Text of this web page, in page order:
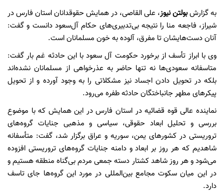
به گزارشبولتن نیوز، علی القاصی، در همایش حقوقدانان استان فارس در
شیراز، فاجعه منا را نتیجه بی‌تدبیری‌های حکام آل‌سعود دانست و گفت:
آنان دست‌هایشان تا مفرق، آلوده به خون مسلمانان است.
وی با ابراز تأسف از برخورد حکومت آل سعود با این حادثه غم بار گفت:
متاسفانه سعودی‌ها نه تنها حاضر به عذرخواهی از مسلمانان نشده‌اند
بلکه در تحویل دادن اجساد نیز مشکلاتی را به وجود آورده و از تحویل
پیکرهای مطهر جانباختگان حادثه طفره می‌رود.
نماینده عالی قوه قضائیه در استان فارس در این همایش که با موضوع
بررسی و تحلیل ابعاد حقوقی، سیاسی و مذهبی جنایات گروه‌های
تروریستی در کشورهای یمن، سوریه و عراق برگزار شد، گفت: متأسفانه
شاهدیم که هر روز بر ابعاد و دامنه جنایات گروه‌های تروریستی افزوده
می‌شود و هر روز شاهد کشتار دسته جمعی مردم بی‌گناه منطقه هستیم و
در این میان سکوت مجامع بین‌المللی در مورد این گروه‌ها جای تاسف
دارد.